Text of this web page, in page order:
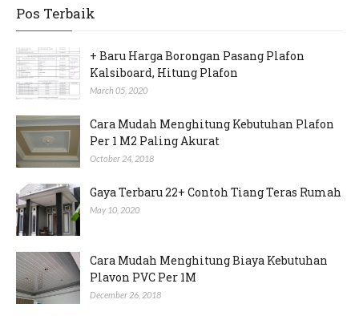
Pos Terbaik
+ Baru Harga Borongan Pasang Plafon
Kalsiboard, Hitung Plafon
March 05, 2020
Cara Mudah Menghitung Kebutuhan Plafon
Per 1 M2 Paling Akurat
October 24, 2018
Gaya Terbaru 22+ Contoh Tiang Teras Rumah
May 10, 2020
Cara Mudah Menghitung Biaya Kebutuhan
Plavon PVC Per 1M
December 26, 2018